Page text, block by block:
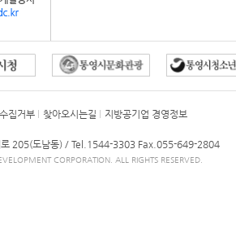
집거부 찾아오시는길 지방공기업 경영정보
205(도남동) / Tel.1544-3303 Fax.055-649-2804
CORPORATION. ALL RIGHTS RESERVED.